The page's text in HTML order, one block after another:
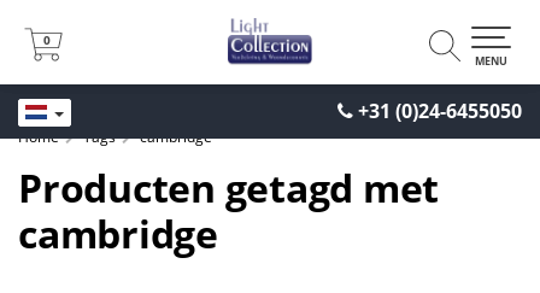
+31 (0)24-6455050
0
0
MENU
Home Tags cambridge
Producten getagd met
cambridge